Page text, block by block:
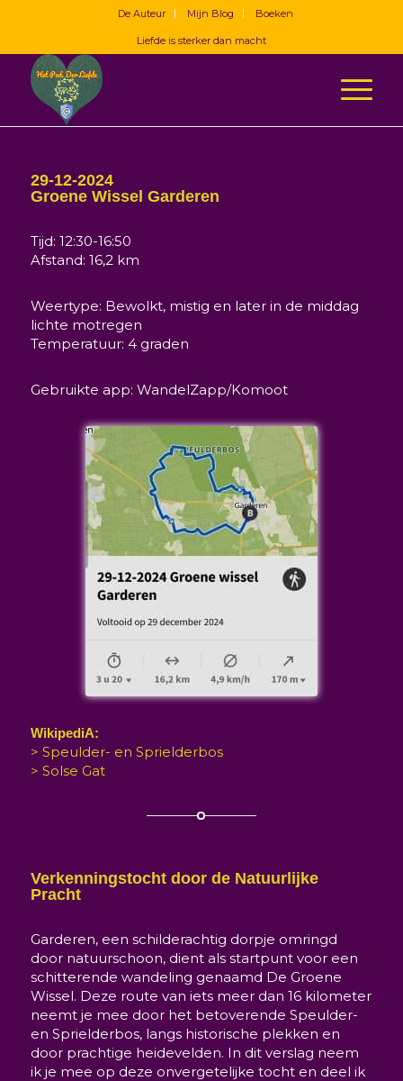
De Auteur Mijn Blog Boeken
Liefde is sterker dan macht
29-12-2024
Groene Wissel Garderen
Tijd: 12:30-16:50
Afstand: 16,2 km
Weertype: Bewolkt, mistig en later in de middag
lichte motregen
Temperatuur: 4 graden
Gebruikte app: WandelZapp/Komoot
WikipediA:
> Speulder- en Sprielderbos
> Solse Gat
Verkenningstocht door de Natuurlijke
Pracht
Garderen, een schilderachtig dorpje omringd
door natuurschoon, dient als startpunt voor een
schitterende wandeling genaamd De Groene
Wissel. Deze route van iets meer dan 16 kilometer
neemt je mee door het betoverende Speulder-
en Sprielderbos, langs historische plekken en
door prachtige heidevelden. In dit verslag neem
ik je mee op deze onvergetelijke tocht en deel ik